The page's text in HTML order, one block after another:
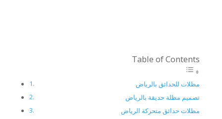
Table of Contents
مظلات للحدائق بالرياض
تصميم مظلة حديقة بالرياض
مظلات حدائق متحركة الرياض